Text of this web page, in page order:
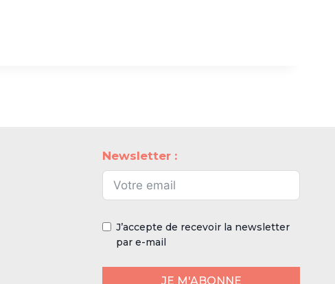
Newsletter :
J’accepte de recevoir la newsletter
par e-mail
JE M'ABONNE